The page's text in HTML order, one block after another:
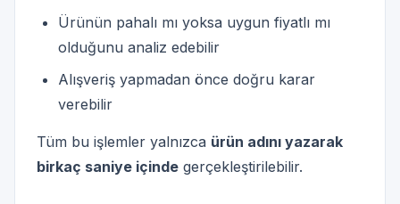
Ürünün pahalı mı yoksa uygun fiyatlı mı
olduğunu analiz edebilir
Alışveriş yapmadan önce doğru karar
verebilir
Tüm bu işlemler yalnızca ürün adını yazarak
birkaç saniye içinde gerçekleştirilebilir.